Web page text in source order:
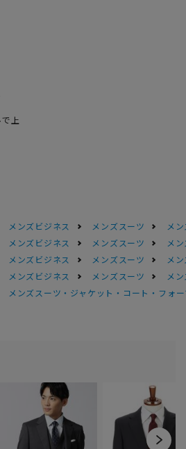
上
メンズビジネス メンズスーツ
メ
メンズビジネス メンズスーツ
メ
メンズビジネス メンズスーツ
メ
メンズビジネス メンズスーツ
メ
メンズスーツ・ジャケット・コート・フォ